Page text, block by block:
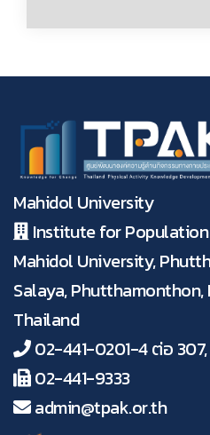
Mahidol University
Institute for
Mahidol University,
Salaya, Phutthamonthon,
Thailand
02-441-0201-4 ต่อ 307,
02-441-9333
admin@tpak.or.th